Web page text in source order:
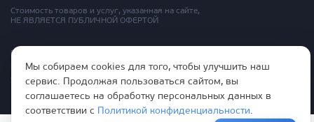
Стоимость товаров и услуг, указанная на сайте,
НЕ ЯВЛЯЕТСЯ ПУБЛИЧНОЙ ОФЕРТОЙ
Правила эксплутации входных и межкомнатных дверей
Политика обработки персональных данных
Согласие на обработку персональных данных
Мы собираем cookies для того, чтобы улучшить наш
сервис. Продолжая пользоваться сайтом, вы
соглашаетесь на обработку персональных данных в
соответствии с
Политикой конфиденциальности.